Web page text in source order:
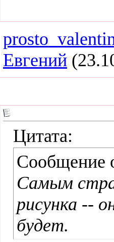
Евгений
Цитата:
Сообщение
Самым
рисунка --
будет.